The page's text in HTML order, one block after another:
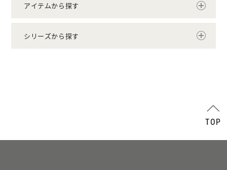
アイテムから探す
シリーズから探す
TOP